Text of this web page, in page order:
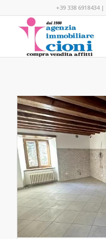
+39 338 6918434|